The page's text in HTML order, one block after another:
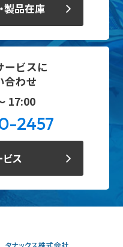
製品在庫
ービスに
合わせ
17:00
2457
ビス